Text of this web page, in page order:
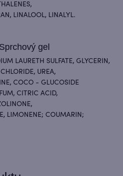
LINALOOL, LINALYL.
gel
LAURETH SULFATE, GLYCERIN,
UREA,
COCO - GLUCOSIDE
CITRIC ACID,
LIMONENE; COUMARIN;